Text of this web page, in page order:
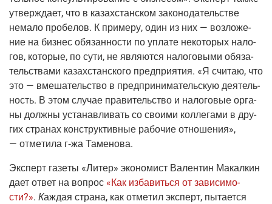
утвер­жда­ет, что в казах­стан­ском зако­но­да­тель­стве
нема­ло про­бе­лов. К при­ме­ру, один из них — воз­ло­же­
ние на биз­нес обя­зан­но­сти по упла­те неко­то­рых нало­
гов, кото­рые, по сути, не явля­ют­ся нало­го­вы­ми обя­за­
тель­ства­ми казах­стан­ско­го пред­при­я­тия. «Я счи­таю, что
это — вме­ша­тель­ство в пред­при­ни­ма­тель­скую дея­тель­
ность. В этом слу­чае пра­ви­тель­ство и нало­го­вые орга­
ны долж­ны уста­нав­ли­вать со сво­и­ми кол­ле­га­ми в дру­
гих стра­нах кон­струк­тив­ные рабо­чие отно­ше­ния»,
— отме­ти­ла г‑жа Таменова.
Экс­перт газе­ты «Литер» эко­но­мист Вален­тин Макал­кин
дает ответ на вопрос «Как изба­вить­ся от зави­си­мо­
сти?». Каждая стра­на, как отме­тил экс­перт, пыта­ет­ся